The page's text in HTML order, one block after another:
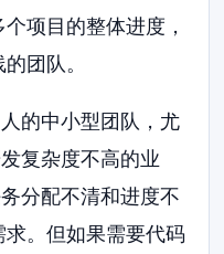
项目的整体进度，
团队。
的中小型团队，尤
复杂度不高的业
分配不清和进度不
。但如果需要代码